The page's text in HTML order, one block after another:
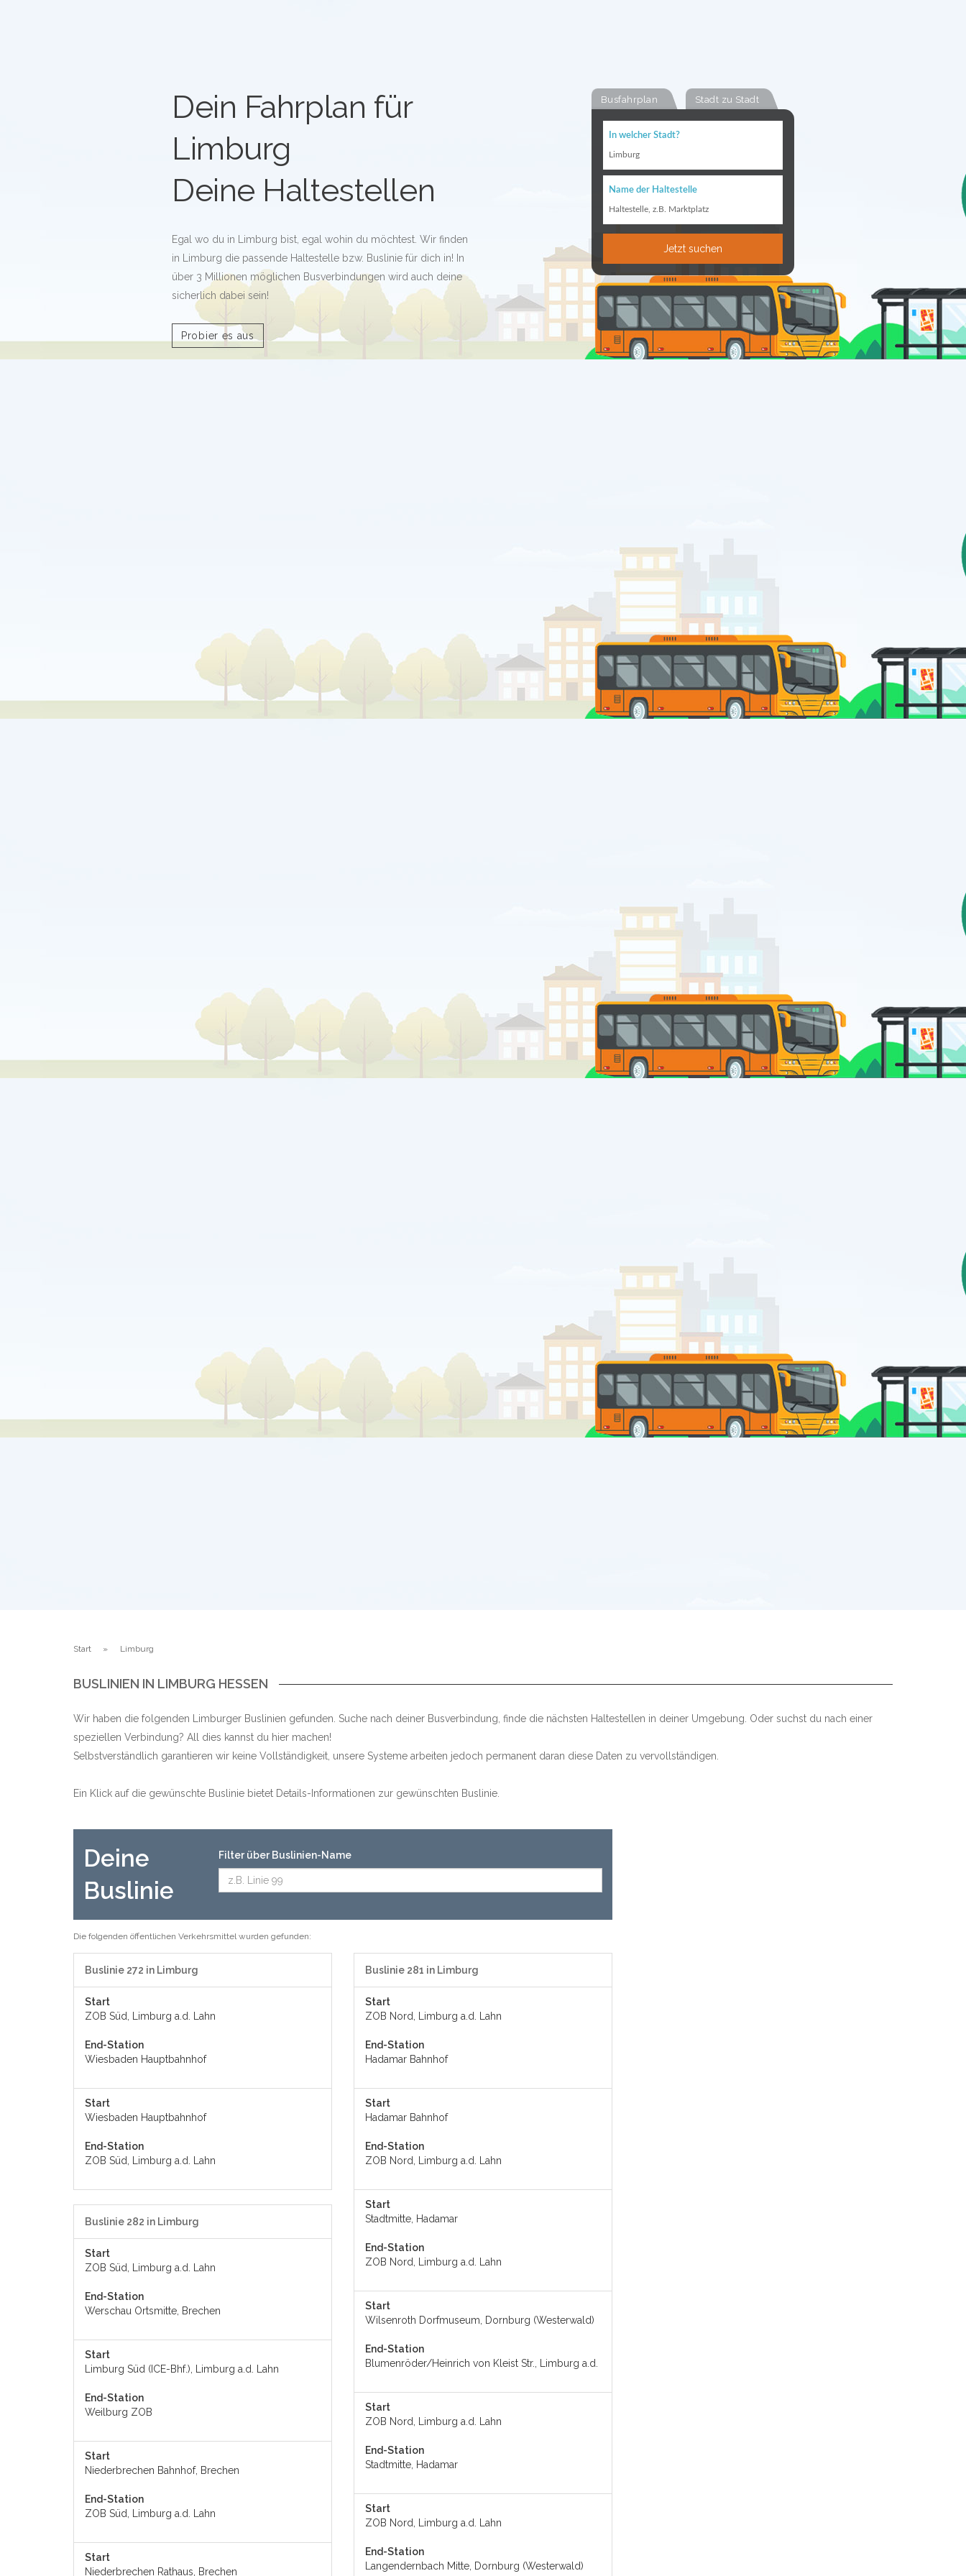
Busfahrplan Stadt zu Stadt
In welcher Stadt?
Limburg
Name der Haltestelle
Haltestelle, z.B. Marktplatz
Jetzt suchen
Dein Fahrplan für
Limburg
Deine Haltestellen
Egal wo du in Limburg bist, egal wohin du möchtest. Wir finden
in Limburg die passende Haltestelle bzw. Buslinie für dich in! In
über 3 Millionen möglichen Busverbindungen wird auch deine
sicherlich dabei sein!
Probier es aus
Start Limburg
BUSLINIEN IN LIMBURG HESSEN
Wir haben die folgenden Limburger Buslinien gefunden. Suche nach deiner Busverbindung, finde die nächsten Haltestellen in deiner Umgebung. Oder suchst du nach einer
speziellen Verbindung? All dies kannst du hier machen!
Selbstverständlich garantieren wir keine Vollständigkeit, unsere Systeme arbeiten jedoch permanent daran diese Daten zu vervollständigen.
Ein Klick auf die gewünschte Buslinie bietet Details-Informationen zur gewünschten Buslinie.
Deine
Buslinie
Filter über Buslinien-Name
Die folgenden öffentlichen Verkehrsmittel wurden gefunden:
Buslinie 272 in Limburg
Start
ZOB Süd, Limburg a.d. Lahn
End-Station
Wiesbaden Hauptbahnhof
Start
Wiesbaden Hauptbahnhof
End-Station
ZOB Süd, Limburg a.d. Lahn
Buslinie 282 in Limburg
Start
ZOB Süd, Limburg a.d. Lahn
End-Station
Werschau Ortsmitte, Brechen
Start
Limburg Süd (ICE-Bhf.), Limburg a.d. Lahn
End-Station
Weilburg ZOB
Start
Niederbrechen Bahnhof, Brechen
End-Station
ZOB Süd, Limburg a.d. Lahn
Start
Niederbrechen Rathaus, Brechen
Buslinie 281 in Limburg
Start
ZOB Nord, Limburg a.d. Lahn
End-Station
Hadamar Bahnhof
Start
Hadamar Bahnhof
End-Station
ZOB Nord, Limburg a.d. Lahn
Start
Stadtmitte, Hadamar
End-Station
ZOB Nord, Limburg a.d. Lahn
Start
Wilsenroth Dorfmuseum, Dornburg (Westerwald)
End-Station
Blumenröder/Heinrich von Kleist Str., Limburg a.d.
Start
ZOB Nord, Limburg a.d. Lahn
End-Station
Stadtmitte, Hadamar
Start
ZOB Nord, Limburg a.d. Lahn
End-Station
Langendernbach Mitte, Dornburg (Westerwald)